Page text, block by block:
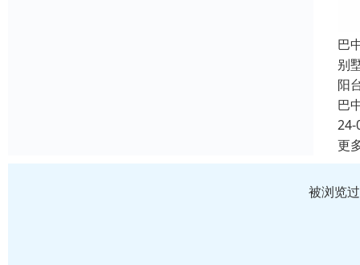
巴
别
阳
巴
24-
更
被浏览